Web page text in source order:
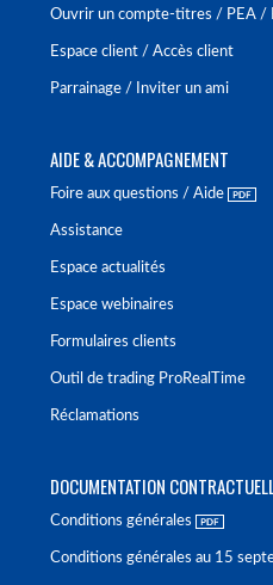
Ouvrir un compte-titres / PEA /
Espace client / Accès client
Parrainage / Inviter un ami
AIDE & ACCOMPAGNEMENT
Foire aux questions / Aide
Assistance
Espace actualités
Espace webinaires
Formulaires clients
Outil de trading ProRealTime
Réclamations
DOCUMENTATION
Conditions générales
Conditions générales au 15